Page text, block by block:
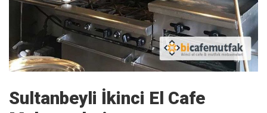
Sultanbeyli İkinci El Cafe